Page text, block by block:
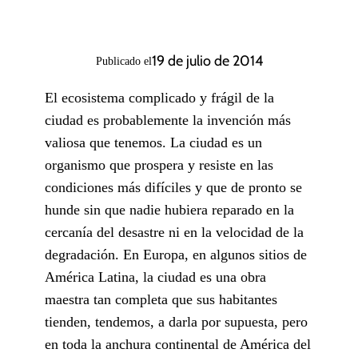
Publicado el19 de julio de 2014
El ecosistema complicado y frágil de la
ciudad es probablemente la invención más
valiosa que tenemos. La ciudad es un
organismo que prospera y resiste en las
condiciones más difíciles y que de pronto se
hunde sin que nadie hubiera reparado en la
cercanía del desastre ni en la velocidad de la
degradación. En Europa, en algunos sitios de
América Latina, la ciudad es una obra
maestra tan completa que sus habitantes
tienden, tendemos, a darla por supuesta, pero
en toda la anchura continental de América del